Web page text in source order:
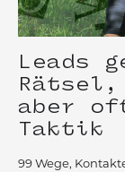
Leads
aber
Taktik
99 Wege,